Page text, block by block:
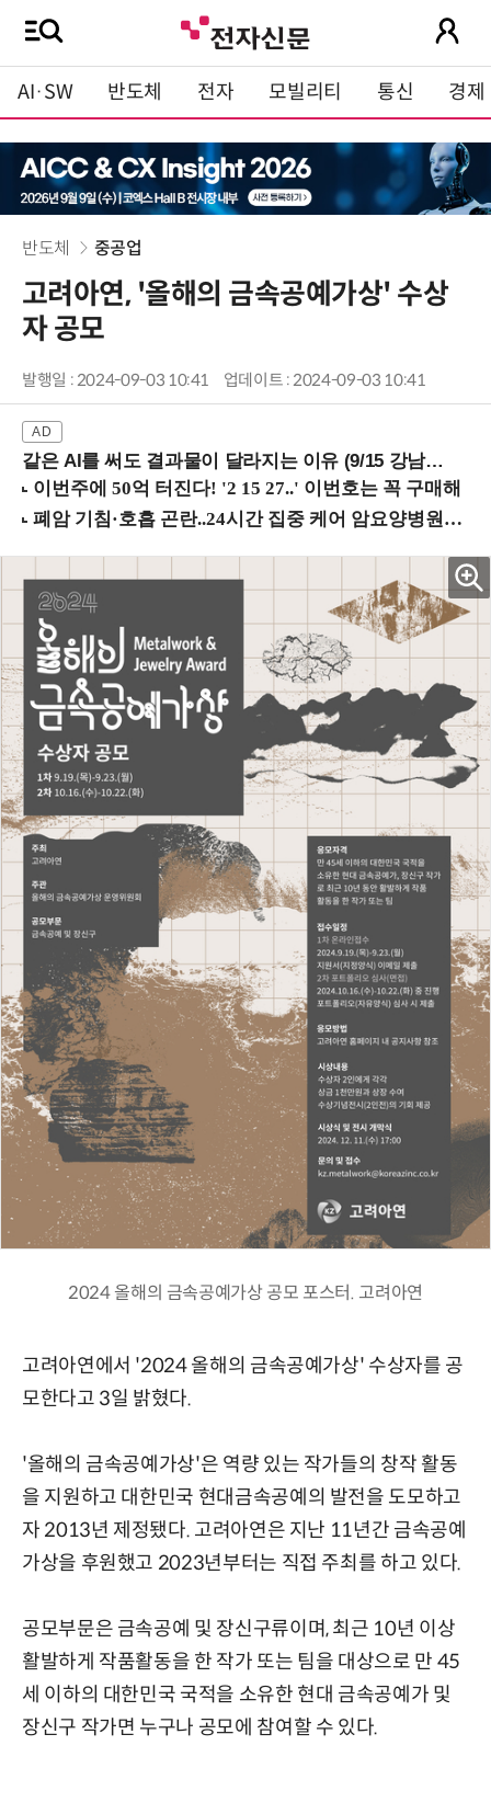
AI·SW 반도체 전자 모빌리티 통신 경제
반도체 중공업
고려아연, '올해의 금속공예가상' 수상
자 공모
발행일 : 2024-09-03 10:41 업데이트 : 2024-09-03 10:41
같은 AI를 써도 결과물이 달라지는 이유 (9/15 강남역)
2024 올해의 금속공예가상 공모 포스터. 고려아연
고려아연에서 '2024 올해의 금속공예가상' 수상자를 공
모한다고 3일 밝혔다.
'올해의 금속공예가상'은 역량 있는 작가들의 창작 활동
을 지원하고 대한민국 현대금속공예의 발전을 도모하고
자 2013년 제정됐다. 고려아연은 지난 11년간 금속공예
가상을 후원했고 2023년부터는 직접 주최를 하고 있다.
공모부문은 금속공예 및 장신구류이며, 최근 10년 이상
활발하게 작품활동을 한 작가 또는 팀을 대상으로 만 45
세 이하의 대한민국 국적을 소유한 현대 금속공예가 및
장신구 작가면 누구나 공모에 참여할 수 있다.